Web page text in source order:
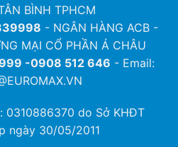
BÌNH TPHCM
- NGÂN HÀNG ACB -
MẠI CỔ PHẦN Á CHÂU
-0908 512 646 - Email:
0310886370 do Sở KHĐT
ngày 30/05/2011